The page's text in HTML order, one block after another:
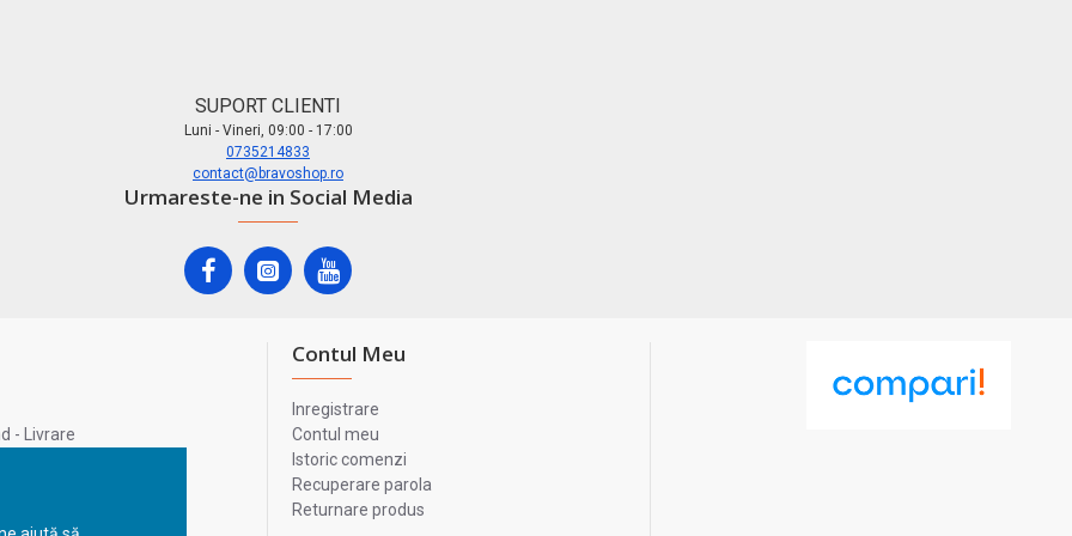
SUPORT CLIENTI
Luni - Vineri, 09:00 - 17:00
0735214833
contact@bravoshop.ro
Urmareste-ne in Social Media
- Livrare
Contul Meu
Inregistrare
Contul meu
Istoric comenzi
Recuperare parola
Returnare produs